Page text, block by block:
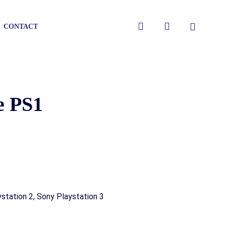
CONTACT search account
PS1
2, Sony Playstation 3